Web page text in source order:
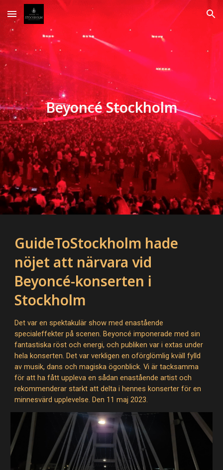
Skip to main content Skip to navigation
Beyoncé Stockholm
GuideToStockholm hade
nöjet att närvara vid
Beyoncé-konserten i
Stockholm
Det var en spektakulär show med enastående
specialeffekter på scenen. Beyoncé imponerade med sin
fantastiska röst och energi, och publiken var i extas under
hela konserten. Det var verkligen en oförglömlig kväll fylld
av musik, dans och magiska ögonblick. Vi är tacksamma
för att ha fått uppleva en sådan enastående artist och
rekommenderar starkt att delta i hennes konserter för en
minnesvärd upplevelse.Den 11 maj 2023.